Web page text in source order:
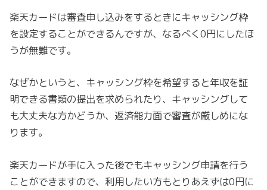
楽天カードは審査申し込みをするときにキャッシング枠
を設定することができるんですが、なるべく0円にしたほ
うが無難です。
なぜかというと、キャッシング枠を希望すると年収を証
明できる書類の提出を求められたり、キャッシングして
も大丈夫な方かどうか、返済能力面で審査が厳しめにな
ります。
楽天カードが手に入った後でもキャッシング申請を行う
ことができますので、利用したい方もとりあえずは0円に